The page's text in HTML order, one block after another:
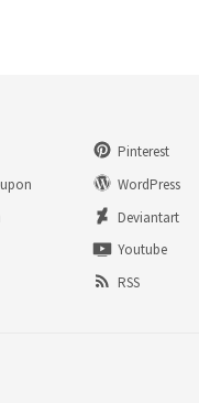
Pinterest
WordPress
Deviantart
Youtube
RSS